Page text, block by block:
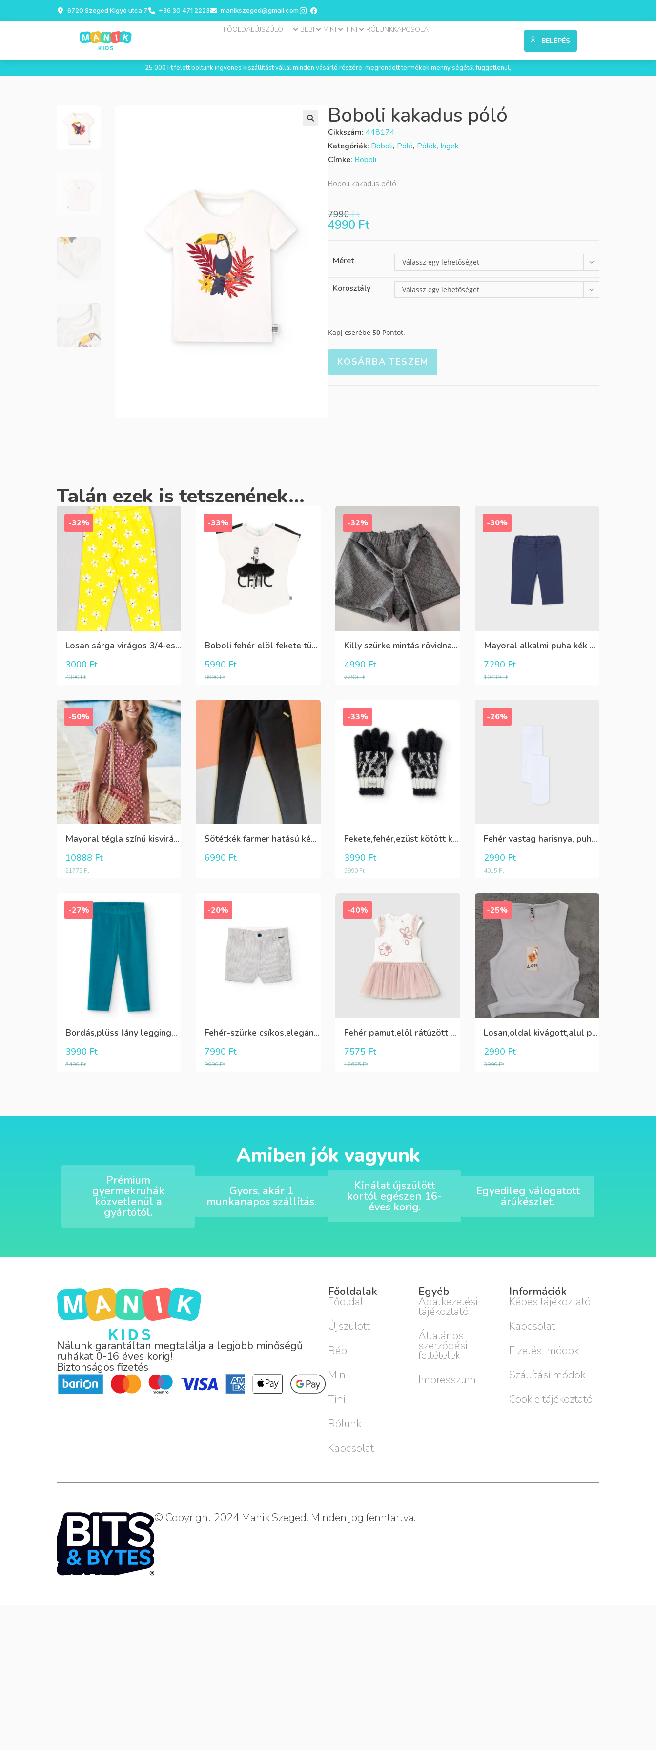
6720 Szeged Kigyó utca 7 +36 30 471 2223 manikszeged@gmail.com
FŐOLDALÚJSZÜLÖTT BÉBI MINI TINI RÓLUNKKAPCSOLAT
BELÉPÉS
25 000 Ft felett boltunk ingyenes kiszállítást vállal minden vásárló részére, megrendelt termékek mennyiségétől függetlenül.
Boboli kakadus póló
Cikkszám: 448174
Kategóriák: Boboli, Póló, Pólók, Ingek
Címke: Boboli
Boboli kakadus póló
7990Ft
4990 Ft
Méret Válassz egy lehetőséget
Korosztály Válassz egy lehetőséget
Kapj cserébe 50 Pontot.
KOSÁRBA TESZEM
Talán ezek is tetszenének...
-32%
Losan sárga virágos 3/4-es leggings
4390Ft
3000 Ft
-33%
Boboli fehér elöl fekete tüll+gyöngyös csini póló
8990Ft
5990 Ft
-32%
Killy szürke mintás rövidnadrág
7290Ft
4990 Ft
-30%
Mayoral alkalmi puha kék élre vasalt nadrág, behúzható derékrésszel
10439Ft
7290 Ft
-50%
Mayoral tégla színű kisvirág mintás nyári lenge ruha
21775Ft
10888 Ft
Sötétkék farmer hatású kényelmes nadrág
6990 Ft
-33%
Fekete,fehér,ezüst kötött kesztyű
5990Ft
3990 Ft
-26%
Fehér vastag harisnya, puha meleg
4015Ft
2990 Ft
-27%
Bordás,plüss lány leggings zöldeskék
5490Ft
3990 Ft
-20%
Fehér-szürke csíkos,elegáns,fiú vászon rövidnadrág
9990Ft
7990 Ft
-40%
Fehér pamut,elöl rátűzött virággal,vállon és a szoknya része pöttyös tüll,egybe ruha
12625Ft
7575 Ft
-25%
Losan,oldal kivágott,alul passzés rövid lány trikó,póló
3990Ft
2990 Ft
Amiben jók vagyunk
Prémium
gyermekruhák
közvetlenül a
gyártótól.
Gyors, akár 1
munkanapos szállítás.
Kínálat újszülött
kortól egészen 16-
éves korig.
Egyedileg válogatott
árúkészlet.
Nálunk garantáltan megtalálja a legjobb minőségű
ruhákat 0-16 éves korig!
Biztonságos fizetés
Főoldalak
Főoldal
Újszülött
Bébi
Mini
Tini
Rólunk
Kapcsolat
Egyéb
Adatkezelési
tájékoztató
Általános
szerződési
feltételek
Impresszum
Információk
Képes tájékoztató
Kapcsolat
Fizetési módok
Szállítási módok
Cookie tájékoztató
© Copyright 2024 Manik Szeged. Minden jog fenntartva.